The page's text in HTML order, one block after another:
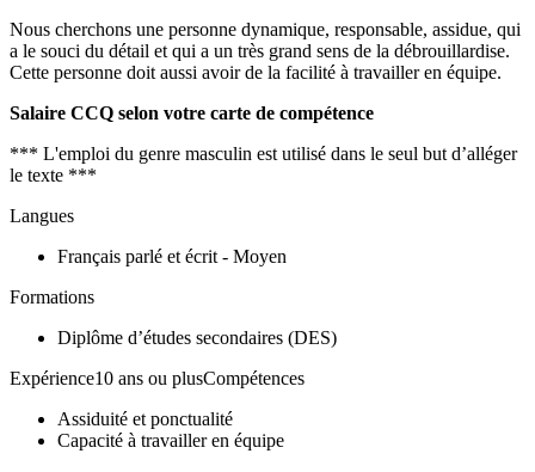
Nous cherchons une personne dynamique, responsable, assidue, qui
a le souci du détail et qui a un très grand sens de la débrouillardise.
Cette personne doit aussi avoir de la facilité à travailler en équipe.
Salaire CCQ selon votre carte de compétence
*** L'emploi du genre masculin est utilisé dans le seul but d’alléger
le texte ***
Langues
Français parlé et écrit - Moyen
Formations
Diplôme d’études secondaires (DES)
Expérience10 ans ou plusCompétences
Assiduité et ponctualité
Capacité à travailler en équipe